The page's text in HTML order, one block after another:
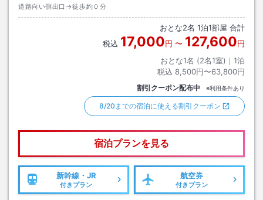
道路向い側出口→徒歩約０分
おとな2名 1泊1部屋 合計
税込 17,000円 〜 127,600円
おとな1名 (2名1室)｜ 1泊
税込 8,500円〜63,800円
割引クーポン配布中 ※利用条件あり
8/20までの宿泊に使える割引クーポン
宿泊プランを見る
新幹線・JR
付きプラン
航空券
付きプラン